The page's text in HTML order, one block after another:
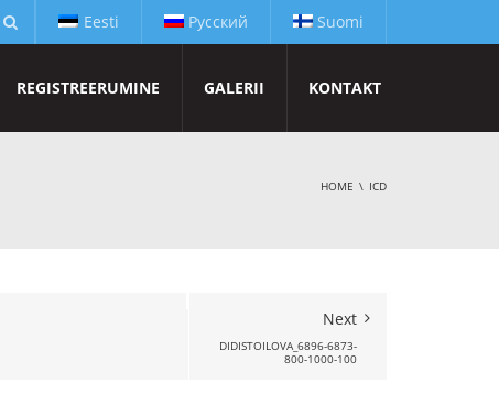
Eesti Русский Suomi
REGISTREERUMINE GALERII KONTAKT
HOME ICD
Next
DIDISTOILOVA_6896-6873-
800-1000-100